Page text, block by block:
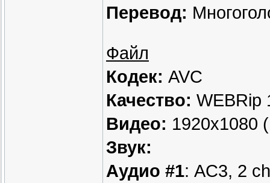
Перевод:
Файл
Кодек: AVC
Качество: WEBRip
Видео: 1920x1080
Звук:
Аудио #1: AC3, 2